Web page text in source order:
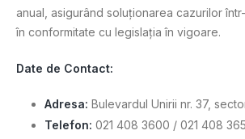
anual, asigurând soluționarea cazurilor
în conformitate cu legislația în vigoare.
Date de Contact:
Adresa: Bulevardul Unirii nr. 37,
Telefon: 021 408 3600 / 021 408